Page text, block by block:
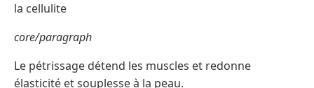
la cellulite
core/paragraph
Le pétrissage détend les muscles et redonne
élasticité et souplesse à la peau.